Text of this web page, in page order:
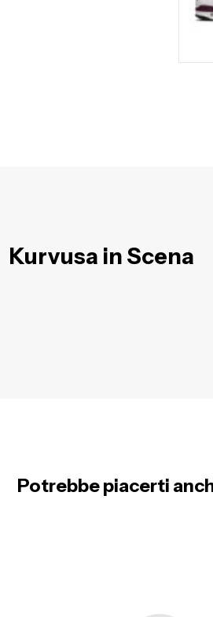
Kurvusa in Scena
Potrebbe piacerti